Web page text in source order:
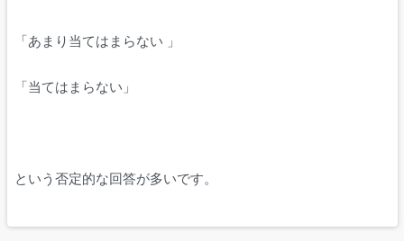
「あまり当てはまらない 」
「当てはまらない」
という否定的な回答が多いです。